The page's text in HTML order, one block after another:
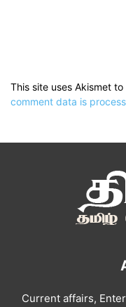
This site uses Akismet
comment data is
Current affairs,